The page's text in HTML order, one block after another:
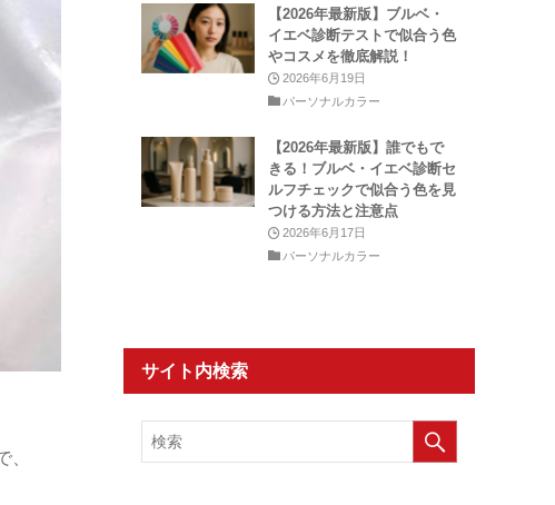
【2026年最新版】ブルベ・
イエベ診断テストで似合う色
やコスメを徹底解説！
2026年6月19日
パーソナルカラー
【2026年最新版】誰でもで
きる！ブルベ・イエベ診断セ
ルフチェックで似合う色を見
つける方法と注意点
2026年6月17日
パーソナルカラー
サイト内検索